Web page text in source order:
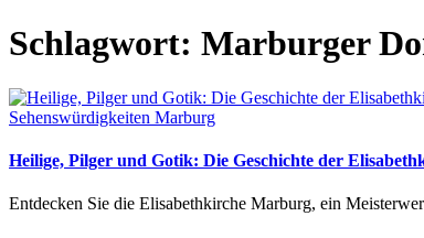
Schlagwort: Marburger
Sehenswürdigkeiten Marburg
Heilige, Pilger und Gotik: Die Geschichte der
Entdecken Sie die Elisabethkirche Marburg, ein